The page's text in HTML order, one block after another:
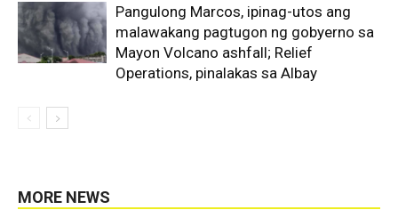
Pangulong Marcos, ipinag-utos ang
malawakang pagtugon ng gobyerno sa
Mayon Volcano ashfall; Relief
Operations, pinalakas sa Albay
MORE NEWS